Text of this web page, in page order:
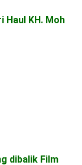
Haul KH. Moh
dibalik Film